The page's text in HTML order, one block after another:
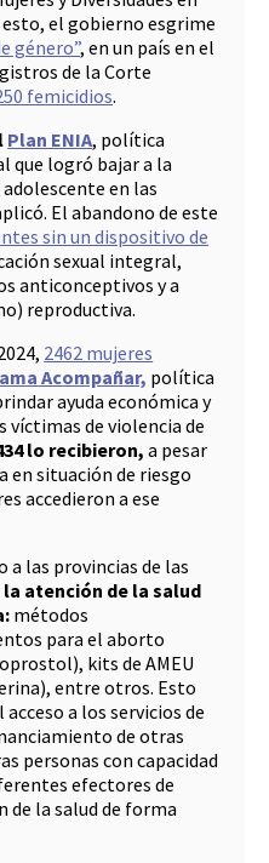
el gobierno esgrime
género”, en un país en el
de la Corte
femicidios.
Plan ENIA, política
que logró bajar a la
en las
El abandono de este
sin un dispositivo de
sexual integral,
anticonceptivos y a
reproductiva.
2462 mujeres
Acompañar, política
ayuda económica y
de violencia de
lo recibieron,a pesar
en situación de riesgo
accedieron a ese
las provincias de las
atención de la salud
métodos
para el aborto
kits de AMEU
entre otros. Esto
a los servicios de
de otras
personas con capacidad
efectores de
de la salud de forma